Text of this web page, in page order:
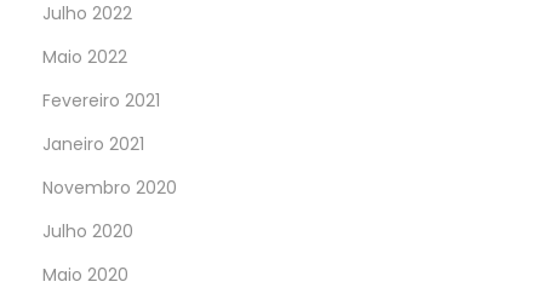
Julho 2022
Maio 2022
Fevereiro 2021
Janeiro 2021
Novembro 2020
Julho 2020
Maio 2020